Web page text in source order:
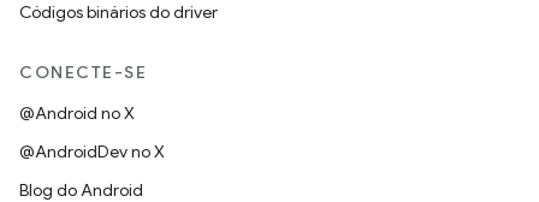
Códigos binários do driver
CONECTE-SE
@Android no X
@AndroidDev no X
Blog do Android